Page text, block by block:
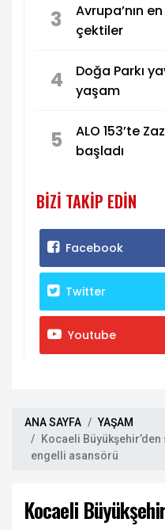
3
Avrupa’nın
çektiler
4
Doğa Parkı
yaşam
5
ALO 153’te
başladı
BIZI TAKIP EDIN
Facebook
Twitter
Youtube
ANA SAYFA
YAŞAM
Kocaeli
engelli asansörü
Kocaeli